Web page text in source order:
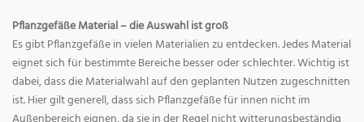
Pflanzgefäße Material – die Auswahl ist groß
Es gibt Pflanzgefäße in vielen Materialien zu entdecken. Jedes Material
eignet sich für bestimmte Bereiche besser oder schlechter. Wichtig ist
dabei, dass die Materialwahl auf den geplanten Nutzen zugeschnitten
ist. Hier gilt generell, dass sich Pflanzgefäße für innen nicht im